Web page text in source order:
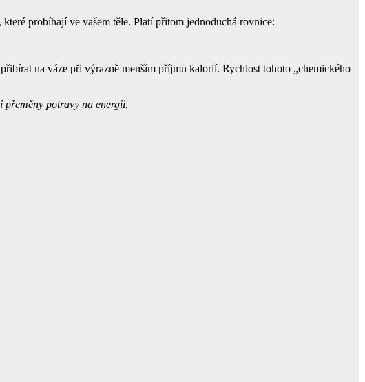
probíhají ve vašem těle. Platí přitom jednoduchá rovnice:
na váze při výrazně menším příjmu kalorií. Rychlost tohoto „chemického
přeměny potravy na energii.